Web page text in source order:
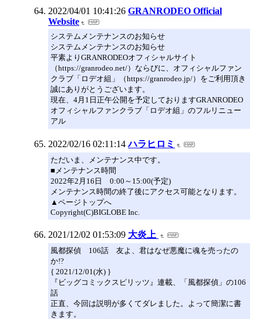
2022/04/01 10:41:26 GRANRODEO Official
Website
システムメンテナンスのお知らせ
システムメンテナンスのお知らせ
平素よりGRANRODEOオフィシャルサイト
（https://granrodeo.net/）ならびに、オフィシャルファン
クラブ「ロデオ組」（https://granrodeo.jp/）をご利用頂き
誠にありがとうございます。
現在、4月1日正午公開を予定しておりますGRANRODEO
オフィシャルファンクラブ「ロデオ組」のフルリニュー
アル
2022/02/16 02:11:14 ハラヒロミ
ただいま、メンテナンス中です。
■メンテナンス時間
2022年2月16日 0:00～15:00(予定)
メンテナンス時間の終了後にアクセス可能となります。
▲ページトップへ
Copyright(C)BIGLOBE Inc.
2021/12/02 01:53:09 大炎上
風都探偵 106話 友よ、君はなぜ悪魔に魂を売ったの
か!?
{ 2021/12/01(水) }
『ビッグコミックスピリッツ』連載、「風都探偵」の106
話
正直、今回は説明が多くてダレました。よって簡潔に書
きます。